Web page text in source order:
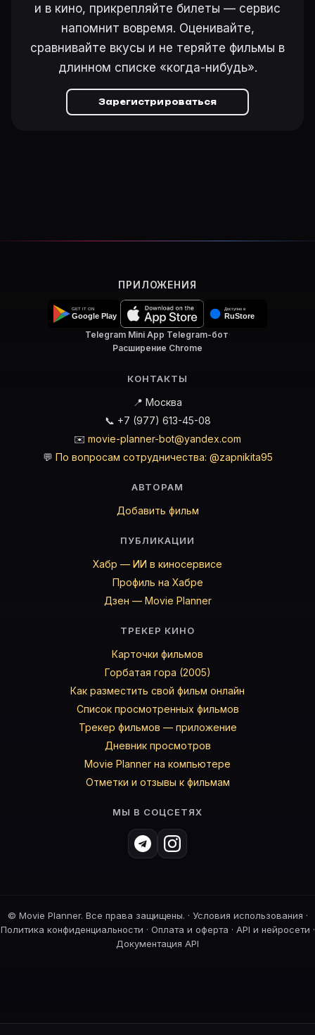
и в кино, прикрепляйте билеты — сервис
напомнит вовремя. Оценивайте,
сравнивайте вкусы и не теряйте фильмы в
длинном списке «когда-нибудь».
Зарегистрироваться
ПРИЛОЖЕНИЯ
Telegram Mini App·Telegram-бот·
Расширение Chrome
КОНТАКТЫ
📍 Москва
📞 +7 (977) 613-45-08
✉️ movie-planner-bot@yandex.com
💬 По вопросам сотрудничества: @zapnikita95
АВТОРАМ
Добавить фильм
ПУБЛИКАЦИИ
Хабр — ИИ в киносервисе
Профиль на Хабре
Дзен — Movie Planner
ТРЕКЕР КИНО
Карточки фильмов
Горбатая гора (2005)
Как разместить свой фильм онлайн
Список просмотренных фильмов
Трекер фильмов — приложение
Дневник просмотров
Movie Planner на компьютере
Отметки и отзывы к фильмам
МЫ В СОЦСЕТЯХ
© Movie Planner. Все права защищены. · Условия использования ·
Политика конфиденциальности · Оплата и оферта · API и нейросети ·
Документация API